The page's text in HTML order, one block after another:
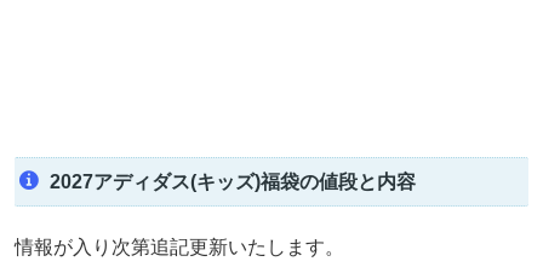
2027アディダス(キッズ)福袋の値段と内容
情報が入り次第追記更新いたします。